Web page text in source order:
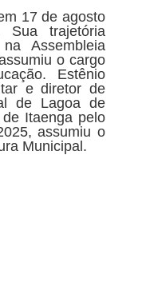
17 de agosto
trajetória
Assembleia
o cargo
Estênio
e diretor de
de Lagoa de
Itaenga pelo
assumiu o
Municipal.